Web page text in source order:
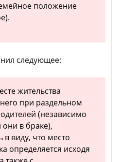
положение
следующее:
жительства
при раздельном
(независимо
они в браке),
виду, что место
определяется исходя